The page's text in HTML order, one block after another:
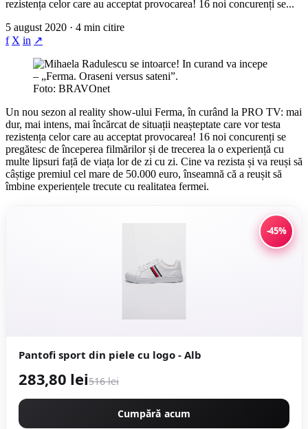
rezistența celor care au acceptat provocarea! 16 noi concurenți se...
5 august 2020 · 4 min citire
f X in ↗
Foto: BRAVOnet
Un nou sezon al reality show-ului Ferma, în curând la PRO TV: mai
dur, mai intens, mai încărcat de situații neașteptate care vor testa
rezistența celor care au acceptat provocarea! 16 noi concurenți se
pregătesc de începerea filmărilor și de trecerea la o experiență cu
multe lipsuri față de viața lor de zi cu zi. Cine va rezista și va reuși să
câștige premiul cel mare de 50.000 euro, înseamnă că a reușit să
îmbine experiențele trecute cu realitatea fermei.
-45%
Pantofi sport din piele cu logo - Alb
283,80 lei516 lei
Cumpără acum